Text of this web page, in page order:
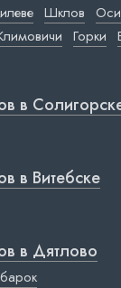
Шклов
Горки
в
в Витебске
в Дятлово